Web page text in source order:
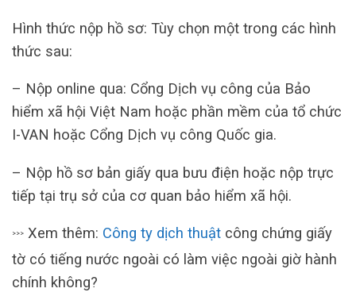
Hình thức nộp hồ sơ: Tùy chọn một trong các hình
thức sau:
– Nộp online qua: Cổng Dịch vụ công của Bảo
hiểm xã hội Việt Nam hoặc phần mềm của tổ chức
I-VAN hoặc Cổng Dịch vụ công Quốc gia.
– Nộp hồ sơ bản giấy qua bưu điện hoặc nộp trực
tiếp tại trụ sở của cơ quan bảo hiểm xã hội.
>>> Xem thêm: Công ty dịch thuật công chứng giấy
tờ có tiếng nước ngoài có làm việc ngoài giờ hành
chính không?